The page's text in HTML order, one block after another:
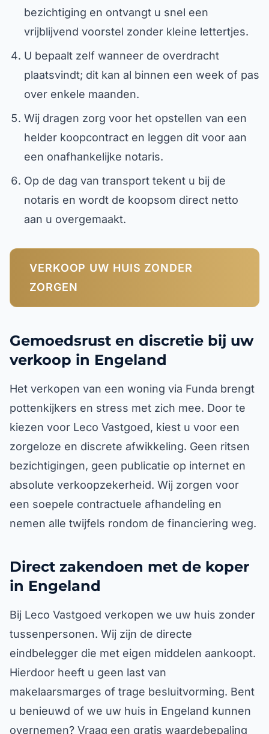
bezichtiging en ontvangt u snel een
vrijblijvend voorstel zonder kleine lettertjes.
U bepaalt zelf wanneer de overdracht
plaatsvindt; dit kan al binnen een week of pas
over enkele maanden.
Wij dragen zorg voor het opstellen van een
helder koopcontract en leggen dit voor aan
een onafhankelijke notaris.
Op de dag van transport tekent u bij de
notaris en wordt de koopsom direct netto
aan u overgemaakt.
VERKOOP UW HUIS ZONDER
ZORGEN
Gemoedsrust en discretie bij uw
verkoop in Engeland
Het verkopen van een woning via Funda brengt
pottenkijkers en stress met zich mee. Door te
kiezen voor Leco Vastgoed, kiest u voor een
zorgeloze en discrete afwikkeling. Geen ritsen
bezichtigingen, geen publicatie op internet en
absolute verkoopzekerheid. Wij zorgen voor
een soepele contractuele afhandeling en
nemen alle twijfels rondom de financiering weg.
Direct zakendoen met de koper
in Engeland
Bij Leco Vastgoed verkopen we uw huis zonder
tussenpersonen. Wij zijn de directe
eindbelegger die met eigen middelen aankoopt.
Hierdoor heeft u geen last van
makelaarsmarges of trage besluitvorming. Bent
u benieuwd of we uw huis in Engeland kunnen
overnemen? Vraag een gratis waardebepaling